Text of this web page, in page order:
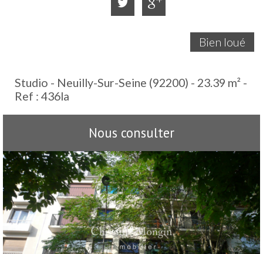
Bien loué
Studio - Neuilly-Sur-Seine (92200) - 23.39 m² -
Ref : 436la
Nous consulter